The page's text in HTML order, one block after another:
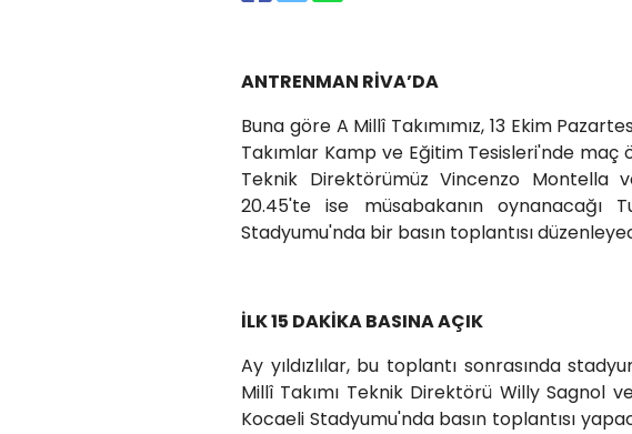
ANTRENMAN RİVA’DA
Buna göre A Millî Takımımız, 13 Ekim
Takımlar Kamp ve Eğitim Tesisleri'nde
Teknik Direktörümüz Vincenzo
20.45'te ise müsabakanın oynanacağı
Stadyumu'nda bir basın toplantısı
İLK 15 DAKİKA BASINA AÇIK
Ay yıldızlılar, bu toplantı sonrasında
Millî Takımı Teknik Direktörü Willy Sagnol
Kocaeli Stadyumu'nda basın toplantısı